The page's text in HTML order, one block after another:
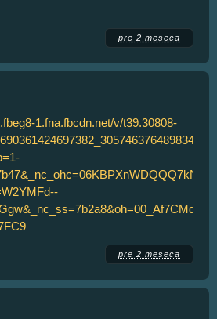
pre 2 meseca
1.fna.fbcdn.net/v/t39.30808-
pre 2 meseca